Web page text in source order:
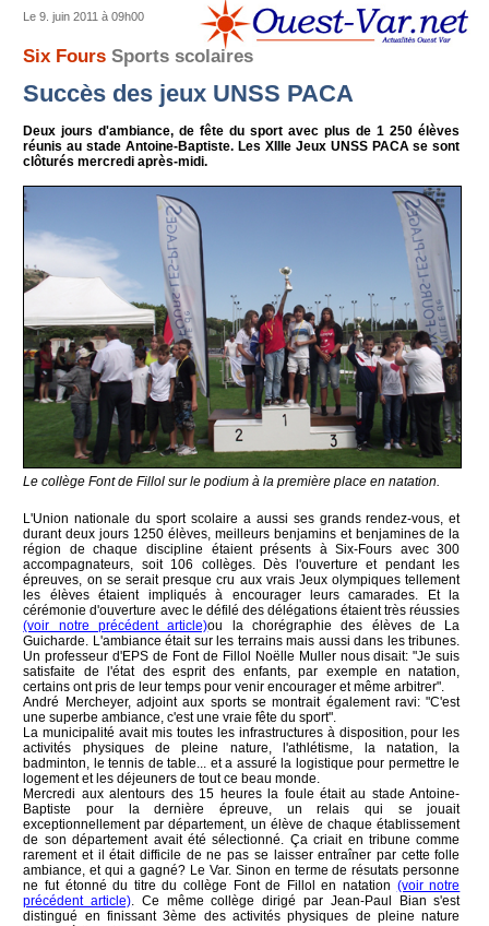
Le 9. juin 2011 à 09h00
Six FoursSports scolaires
Succès des jeux UNSS PACA
Deux jours d'ambiance, de fête du sport avec plus de 1 250 élèves
réunis au stade Antoine-Baptiste. Les XIIIe Jeux UNSS PACA se sont
clôturés mercredi après-midi.
Le collège Font de Fillol sur le podium à la première place en natation.
L'Union nationale du sport scolaire a aussi ses grands rendez-vous, et
durant deux jours 1250 élèves, meilleurs benjamins et benjamines de la
région de chaque discipline étaient présents à Six-Fours avec 300
accompagnateurs, soit 106 collèges. Dès l'ouverture et pendant les
épreuves, on se serait presque cru aux vrais Jeux olympiques tellement
les élèves étaient impliqués à encourager leurs camarades. Et la
cérémonie d'ouverture avec le défilé des délégations étaient très réussies
(voir notre précédent article)ou la chorégraphie des élèves de La
Guicharde. L'ambiance était sur les terrains mais aussi dans les tribunes.
Un professeur d'EPS de Font de Fillol Noëlle Muller nous disait: "Je suis
satisfaite de l'état des esprit des enfants, par exemple en natation,
certains ont pris de leur temps pour venir encourager et même arbitrer".
André Mercheyer, adjoint aux sports se montrait également ravi: "C'est
une superbe ambiance, c'est une vraie fête du sport".
La municipalité avait mis toutes les infrastructures à disposition, pour les
activités physiques de pleine nature, l'athlétisme, la natation, la
badminton, le tennis de table... et a assuré la logistique pour permettre le
logement et les déjeuners de tout ce beau monde.
Mercredi aux alentours des 15 heures la foule était au stade Antoine-
Baptiste pour la dernière épreuve, un relais qui se jouait
exceptionnellement par département, un élève de chaque établissement
de son département avait été sélectionné. Ça criait en tribune comme
rarement et il était difficile de ne pas se laisser entraîner par cette folle
ambiance, et qui a gagné? Le Var. Sinon en terme de résutats personne
ne fut étonné du titre du collège Font de Fillol en natation (voir notre
précédent article). Ce même collège dirigé par Jean-Paul Bian s'est
distingué en finissant 3ème des activités physiques de pleine nature